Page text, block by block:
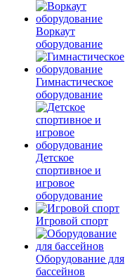
Воркаут
оборудование
Гимнастическое
оборудование
Детское
спортивное и
игровое
оборудование
Игровой спорт
Оборудование для
бассейнов